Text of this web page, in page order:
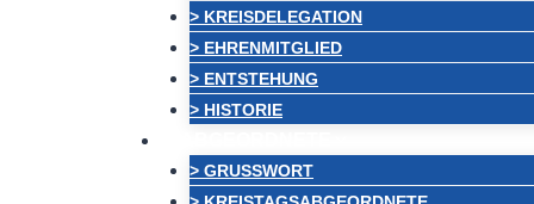
> KREISDELEGATION
> EHRENMITGLIED
> ENTSTEHUNG
> HISTORIE
> GRUSSWORT